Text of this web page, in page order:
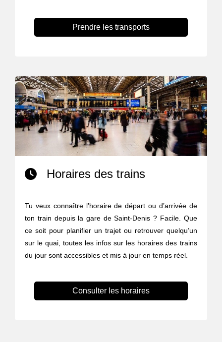
Prendre les transports
Horaires des trains
Tu veux connaître l’horaire de départ ou d’arrivée de
ton train depuis la gare de Saint-Denis ? Facile. Que
ce soit pour planifier un trajet ou retrouver quelqu’un
sur le quai, toutes les infos sur les horaires des trains
du jour sont accessibles et mis à jour en temps réel.
Consulter les horaires